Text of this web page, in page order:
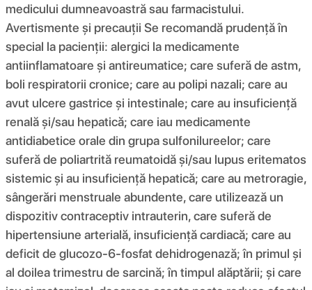
medicului dumneavoastră sau farmacistului.
Avertismente și precauții Se recomandă prudență în
special la pacienții: alergici la medicamente
antiinflamatoare și antireumatice; care suferă de astm,
boli respiratorii cronice; care au polipi nazali; care au
avut ulcere gastrice și intestinale; care au insuficiență
renală și/sau hepatică; care iau medicamente
antidiabetice orale din grupa sulfonilureelor; care
suferă de poliartrită reumatoidă și/sau lupus eritematos
sistemic și au insuficiență hepatică; care au metroragie,
sângerări menstruale abundente, care utilizează un
dispozitiv contraceptiv intrauterin, care suferă de
hipertensiune arterială, insuficiență cardiacă; care au
deficit de glucozo-6-fosfat dehidrogenază; în primul și
al doilea trimestru de sarcină; în timpul alăptării; și care